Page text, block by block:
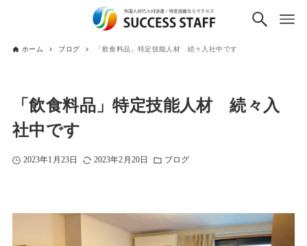
ホーム ブログ 「飲食料品」特定技能人材 続々入社中です
「飲食料品」特定技能人材 続々入
社中です
2023年1月23日 2023年2月20日 ブログ